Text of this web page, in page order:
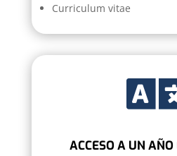
Curriculum vitae
ACCESO A UN